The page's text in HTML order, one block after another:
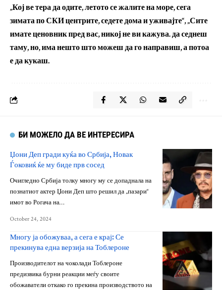
„Кој ве тера да одите, летото се жалите на море, сега
зимата по СКИ центрите, седете дома и уживајте“, „Сите
имате ценовник пред вас, никој не ви кажува. да седнеш
таму, но, има нешто што можеш да го направиш, а потоа
е да кукаш.
БИ МОЖЕЛО ДА ВЕ ИНТЕРЕСИРА
Џони Деп гради куќа во Србија, Новак
Ѓоковиќ ќе му биде прв сосед
Очигледно Србија толку многу му се допаднала на
познатиот актер Џони Деп што решил да „пазари“
имот во Рогача на…
October 24, 2024
Многу ја обожуваа, а сега е крај: Се
прекинува една верзија на Тоблероне
Производителот на чоколади Тоблероне
предизвика бурни реакции меѓу своите
обожаватели откако го прекина производството на